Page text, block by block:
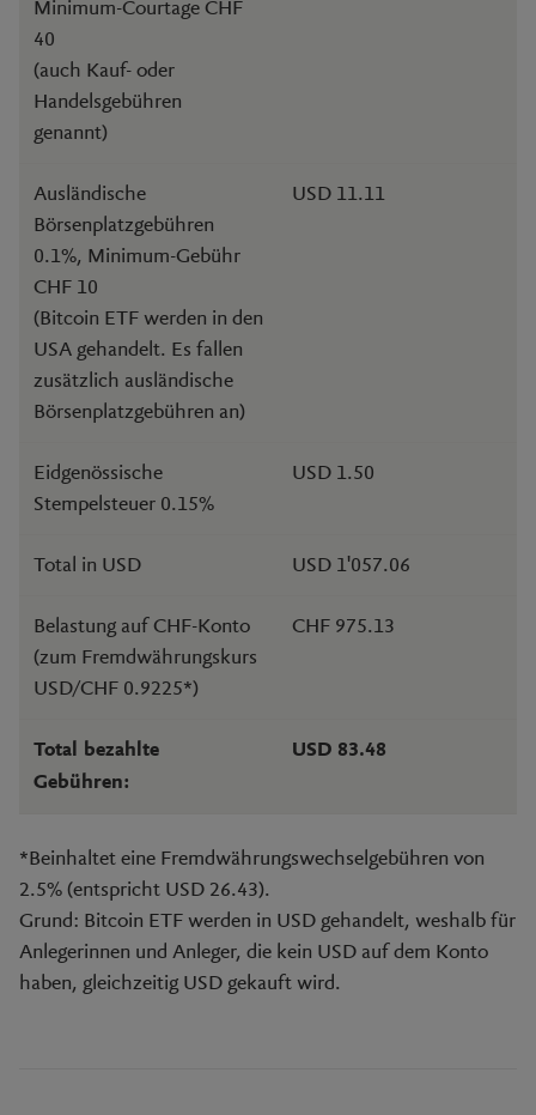
Minimum-Courtage CHF
40
(auch Kauf- oder
Handelsgebühren
genannt)
Ausländische
Börsenplatzgebühren
0.1%, Minimum-Gebühr
CHF 10
(Bitcoin ETF werden in den
USA gehandelt. Es fallen
zusätzlich ausländische
Börsenplatzgebühren an)
USD 11.11
Eidgenössische
Stempelsteuer 0.15%
USD 1.50
Total in USD USD 1'057.06
Belastung auf CHF-Konto
(zum Fremdwährungskurs
USD/CHF 0.9225*)
CHF 975.13
Total bezahlte
Gebühren:
USD 83.48
*Beinhaltet eine Fremdwährungswechselgebühren von
2.5% (entspricht USD 26.43).
Grund: Bitcoin ETF werden in USD gehandelt, weshalb für
Anlegerinnen und Anleger, die kein USD auf dem Konto
haben, gleichzeitig USD gekauft wird.